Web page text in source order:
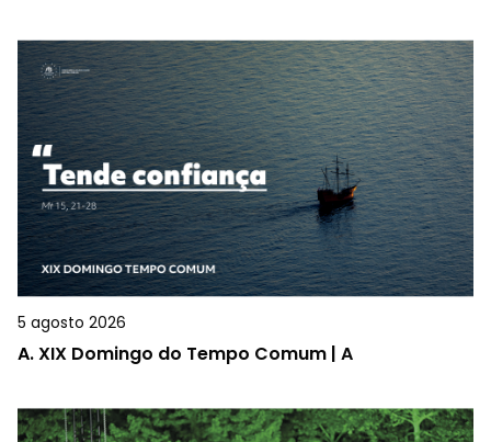
5 agosto 2026
A.XIX Domingo do Tempo Comum | A